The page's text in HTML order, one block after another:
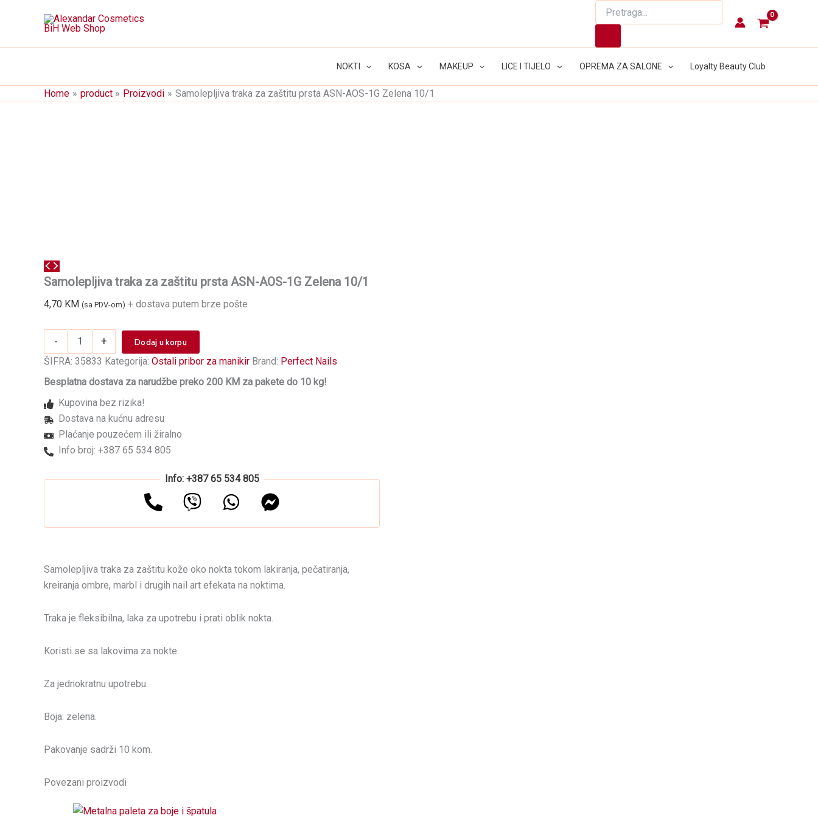
search
NOKTI KOSA MAKEUP LICE I TIJELO OPREMA ZA SALONE Loyalty Beauty Club
Home product Proizvodi Samolepljiva traka za zaštitu prsta ASN-AOS-1G Zelena 10/1
Samolepljiva traka za zaštitu prsta ASN-AOS-1G Zelena 10/1
4,70 KM (sa PDV-om) + dostava putem brze pošte
-
za
prsta
AOS-
1G
Zelena
10/1
količina
+ Dodaj u korpu
ŠIFRA: 35833 Kategorija: Ostali pribor za manikir Brand: Perfect Nails
Besplatna dostava za narudžbe preko 200 KM za pakete do 10 kg!
Kupovina bez rizika!
Dostava na kućnu adresu
Plaćanje pouzećem ili žiralno
Info broj: +387 65 534 805
Info: +387 65 534 805
Samolepljiva traka za zaštitu kože oko nokta tokom lakiranja, pečatiranja,
kreiranja ombre, marbl i drugih nail art efekata na noktima.
Traka je fleksibilna, laka za upotrebu i prati oblik nokta.
Koristi se sa lakovima za nokte.
Za jednokratnu upotrebu.
Boja: zelena.
Pakovanje sadrži 10 kom.
Povezani proizvodi